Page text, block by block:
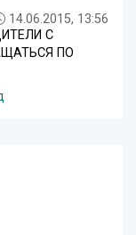
14.06.2015, 13:56
С
ПО